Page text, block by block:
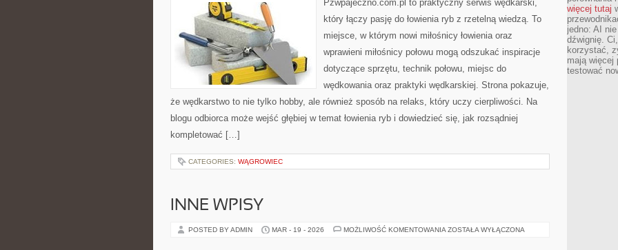
TECHNOLOGICZNE
Pzwpajeczno.com.pl to praktyczny serwis wędkarski,
który łączy pasję do łowienia ryb z rzetelną wiedzą. To
miejsce, w którym nowi miłośnicy łowienia oraz
wprawieni miłośnicy połowu mogą odszukać inspiracje
dotyczące sprzętu, technik połowu, miejsc do
wędkowania oraz praktyki wędkarskiej. Strona pokazuje,
że wędkarstwo to nie tylko hobby, ale również sposób na relaks, który uczy cierpliwości. Na
blogu odbiorca może wejść głębiej w temat łowienia ryb i dowiedzieć się, jak rozsądniej
kompletować […]
CATEGORIES: WĄGROWIEC
INNE WPISY
POSTED BY ADMIN MAR - 19 - 2026 MOŻLIWOŚĆ KOMENTOWANIA INNE
ZOSTAŁA WYŁĄCZONA
więcej tutaj
jedno: AI
dźwignię.
korzystać,
mają więcej
testować